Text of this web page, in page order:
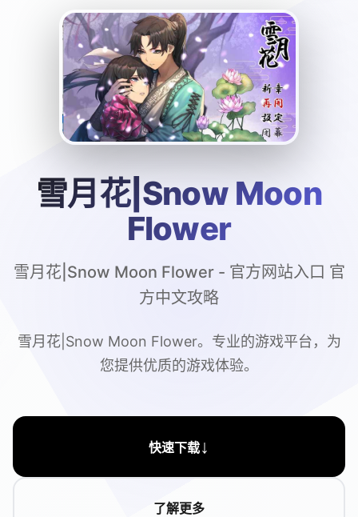
雪月花|Snow Moon
Flower
雪月花|Snow Moon Flower - 官方网站入口 官
方中文攻略
雪月花|Snow Moon Flower。专业的游戏平台，为
您提供优质的游戏体验。
快速下载↓
了解更多